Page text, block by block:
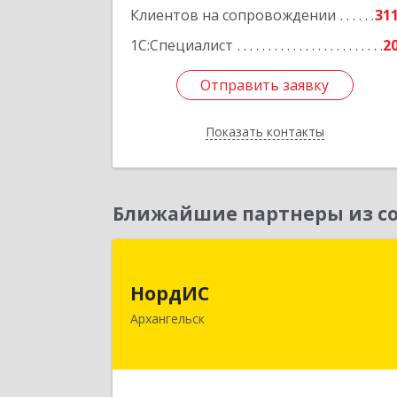
Клиентов на сопровождении
311
1С:Специалист
Отправить заявку
Показать контакты
Отправить заявку
Назад
Ближайшие партнеры из
НордИС
Архангельск
Архангельск г, Гайдара ул, дом № 55,